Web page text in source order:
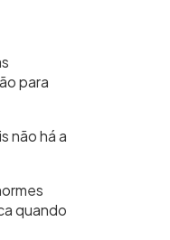
para
não há a
quando